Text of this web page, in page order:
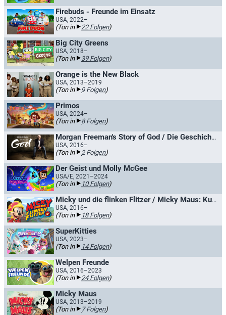
Firebuds - Freunde im Einsatz
USA, 2022–
(Ton in 22 Folgen)
Big City Greens
USA, 2018–
(Ton in 39 Folgen)
Orange is the New Black
USA, 2013–2019
(Ton in 9 Folgen)
Primos
USA, 2024–
(Ton in 8 Folgen)
Morgan Freeman's Story of God / Die Geschichte Gottes mit Morgan Freeman
USA, 2016–
(Ton in 2 Folgen)
Der Geist und Molly McGee
USA/E, 2021–2024
(Ton in 10 Folgen)
Micky und die flinken Flitzer / Micky Maus: Kunterbunte Abenteuer
USA, 2016–
(Ton in 18 Folgen)
SuperKitties
USA, 2023–
(Ton in 14 Folgen)
Welpen Freunde
USA, 2016–2023
(Ton in 24 Folgen)
Micky Maus
USA, 2013–2019
(Ton in 7 Folgen)